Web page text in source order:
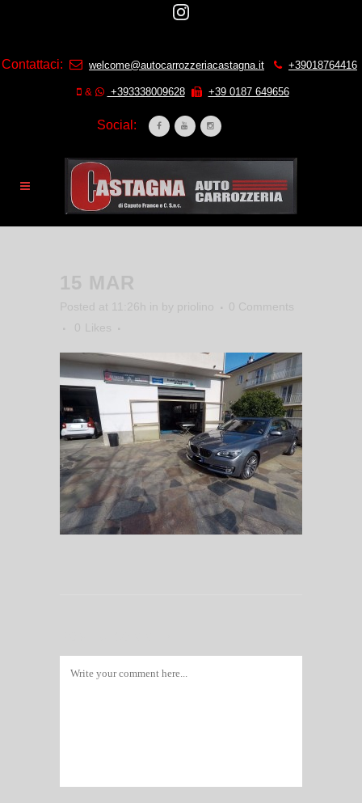
Contattaci: welcome@autocarrozzeriacastagna.it +39018764416
& +393338009628 +39 0187 649656
Social:
15 MAR
Posted at 11:26h in by priolino
0 Comments
0
Likes